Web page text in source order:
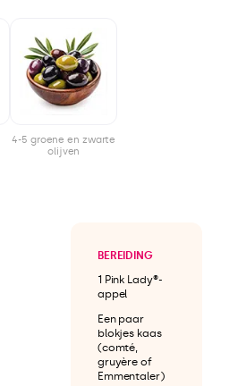
4-5 groene en zwarte
olijven
BEREIDING
1 Pink Lady®-
appel
Een paar
blokjes kaas
(comté,
gruyère of
Emmentaler)